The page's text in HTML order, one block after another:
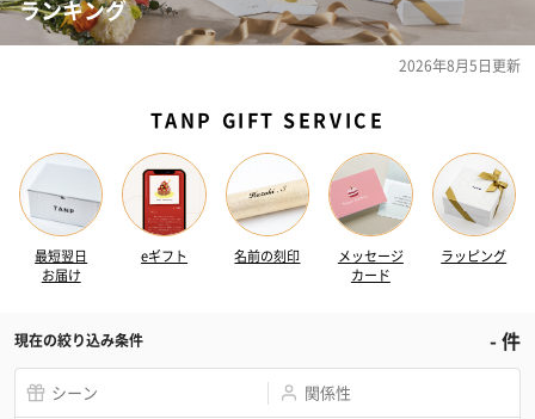
ランキング
2026年8月5日更新
TANP GIFT SERVICE
最短翌日
お届け
eギフト 名前の刻印
メッセージ
カード
ラッピング
現在の絞り込み条件 -件
シーン 関係性